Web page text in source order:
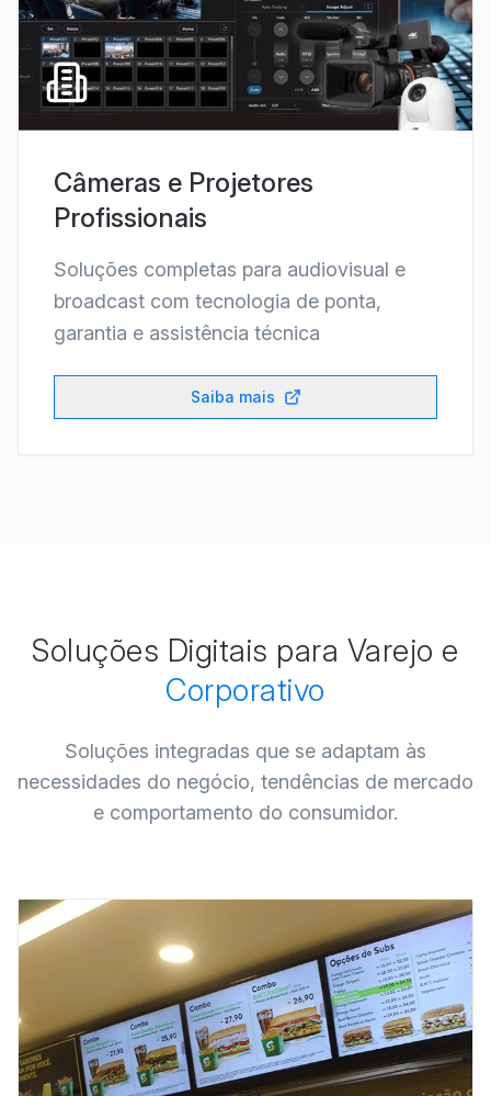
Câmeras e Projetores
Profissionais
Soluções completas para audiovisual e
broadcast com tecnologia de ponta,
garantia e assistência técnica
Saiba mais
Soluções Digitais para Varejo e
Corporativo
Soluções integradas que se adaptam às
necessidades do negócio, tendências de mercado
e comportamento do consumidor.